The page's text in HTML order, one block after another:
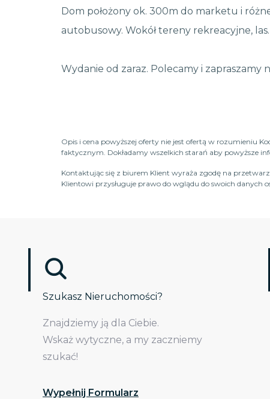
Dom położony ok. 300m do marketu i
autobusowy. Wokół tereny rekreacyjne, las.
Wydanie od zaraz. Polecamy i zapraszamy
Opis i cena powyższej oferty nie jest ofertą w rozumieniu
faktycznym. Dokładamy wszelkich starań aby powyższe
Kontaktując się z biurem Klient wyraża zgodę na
Klientowi przysługuje prawo do wglądu do swoich danych
Szukasz Nieruchomości?
Znajdziemy ją dla Ciebie.
Wskaż wytyczne, a my zaczniemy
szukać!
Wypełnij Formularz